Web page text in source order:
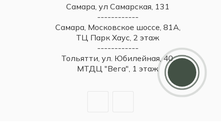
Самара, ул Самарская, 131
------------
Самара, Московское шоссе, 81А,
ТЦ Парк Хаус, 2 этаж
------------
Тольятти, ул. Юбилейная, 40,
МТДЦ "Вега", 1 этаж
Мы ценим своих клиентов и в качестве
благодарности зачисляем 5 000 бонусов за